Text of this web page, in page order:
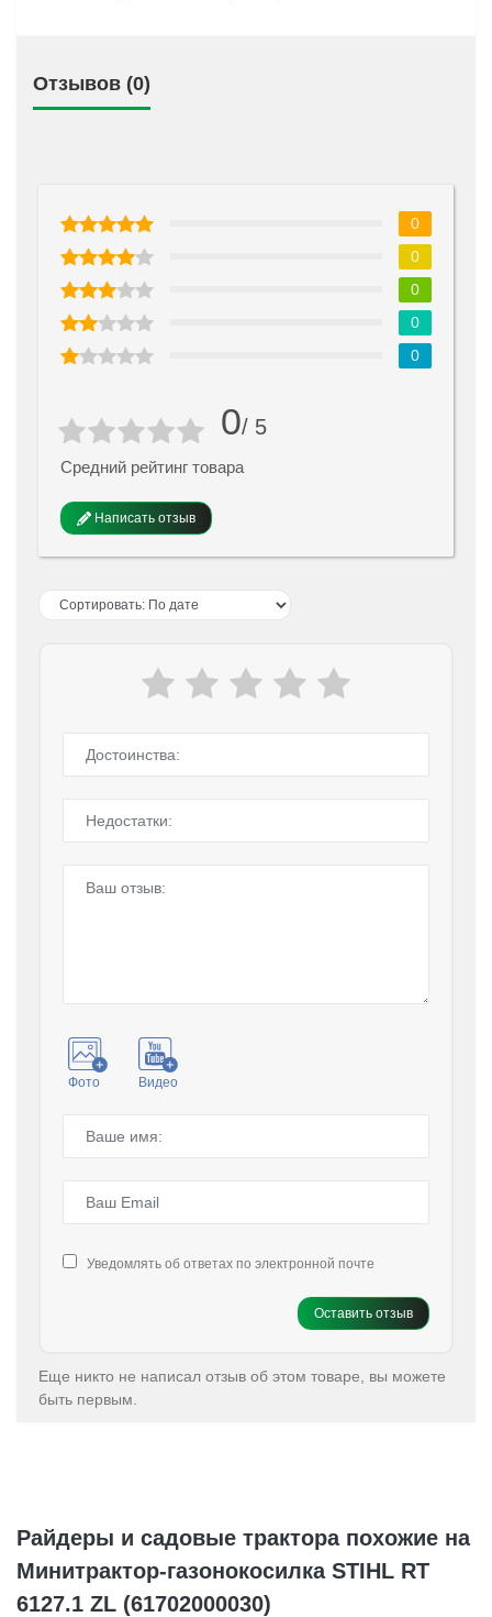
Отзывов (0)
0/ 5
Средний рейтинг товара
Написать отзыв
0
0
0
0
0
Фото Видео
Уведомлять об ответах по электронной почте
Оставить отзыв
Еще никто не написал отзыв об этом товаре, вы можете
быть первым.
Райдеры и садовые трактора похожие на
Минитрактор-газонокосилка STIHL RT
6127.1 ZL (61702000030)